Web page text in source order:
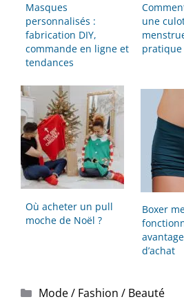
Masques
personnalisés :
fabrication DIY,
commande en ligne et
tendances
une
pratique
Où acheter un pull
moche de Noël ?
Boxer
d’achat
Catégories
Mode / Fashion / Beauté